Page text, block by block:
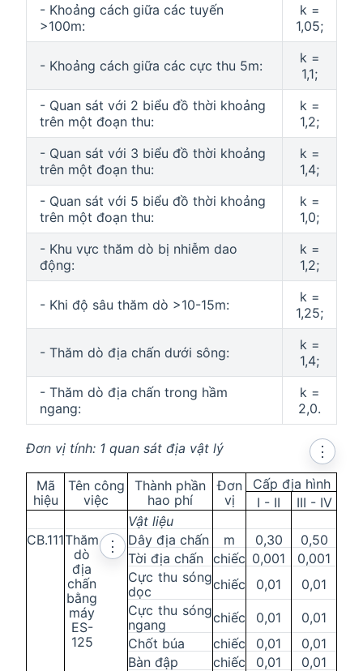
- Khoảng cách giữa các tuyến
>100m:
k =
1,05;
- Khoảng cách giữa các cực thu 5m:
k =
1,1;
- Quan sát với 2 biểu đồ thời khoảng
trên một đoạn thu:
k =
1,2;
- Quan sát với 3 biểu đồ thời khoảng
trên một đoạn thu:
k =
1,4;
- Quan sát với 5 biểu đồ thời khoảng
trên một đoạn thu:
k =
1,0;
- Khu vực thăm dò bị nhiễm dao
động:
k =
1,2;
- Khi độ sâu thăm dò >10-15m:
k =
1,25;
- Thăm dò địa chấn dưới sông:
k =
1,4;
- Thăm dò địa chấn trong hầm
ngang:
k =
2,0.
Đơn vị tính: 1 quan sát địa vật lý ⋮
Mã
hiệu
Tên công
việc
Thành phần
hao phí
Đơn
vị
Cấp địa hình
I - II
III - IV
Vật liệu
CB.111Thăm
dò
địa
chấn
bằng
máy
ES-
125
⋮ Dây địa chấn m 0,30
0,50
Tời địa chấn chiếc 0,001
0,001
Cực thu sóng
dọc
chiếc 0,01
0,01
Cực thu sóng
ngang
chiếc 0,01
0,01
Chốt búa
chiếc 0,01
0,01
Bàn đập
chiếc 0,01
0,01